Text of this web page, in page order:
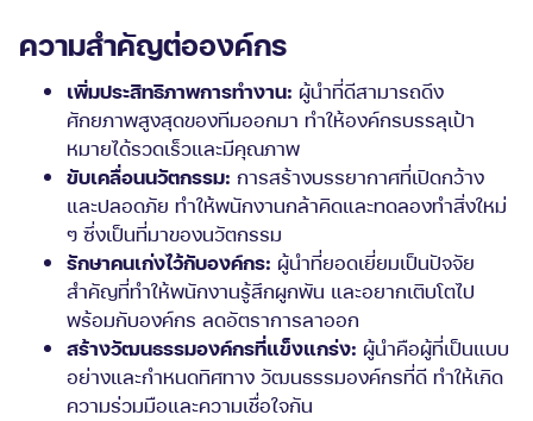
ความสำคัญต่อองค์กร
เพิ่มประสิทธิภาพการทำงาน: ผู้นำที่ดีสามารถดึง
ศักยภาพสูงสุดของทีมออกมา ทำให้องค์กรบรรลุเป้า
หมายได้รวดเร็วและมีคุณภาพ
ขับเคลื่อนนวัตกรรม: การสร้างบรรยากาศที่เปิดกว้าง
และปลอดภัย ทำให้พนักงานกล้าคิดและทดลองทำสิ่งใหม่
ๆ ซึ่งเป็นที่มาของนวัตกรรม
รักษาคนเก่งไว้กับองค์กร: ผู้นำที่ยอดเยี่ยมเป็นปัจจัย
สำคัญที่ทำให้พนักงานรู้สึกผูกพัน และอยากเติบโตไป
พร้อมกับองค์กร ลดอัตราการลาออก
สร้างวัฒนธรรมองค์กรที่แข็งแกร่ง: ผู้นำคือผู้ที่เป็นแบบ
อย่างและกำหนดทิศทาง วัฒนธรรมองค์กรที่ดี ทำให้เกิด
ความร่วมมือและความเชื่อใจกัน